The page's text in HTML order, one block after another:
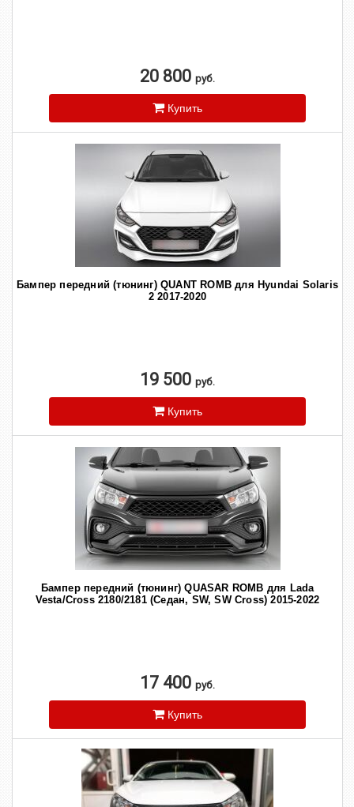
20 800 руб.
Купить
Бампер передний (тюнинг) QUANT ROMB для Hyundai Solaris
2 2017-2020
19 500 руб.
Купить
Бампер передний (тюнинг) QUASAR ROMB для Lada
Vesta/Cross 2180/2181 (Седан, SW, SW Cross) 2015-2022
17 400 руб.
Купить